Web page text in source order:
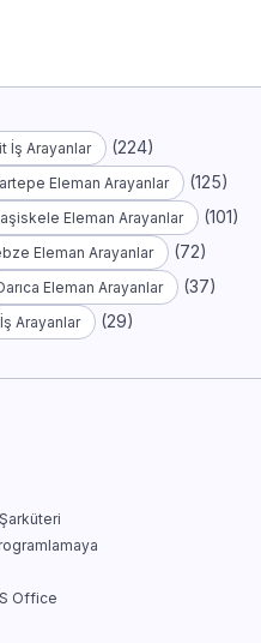
İş Arayanlar (224)
Eleman Arayanlar (125)
Eleman Arayanlar (101)
Eleman Arayanlar (72)
Eleman Arayanlar (37)
Arayanlar (29)
Office